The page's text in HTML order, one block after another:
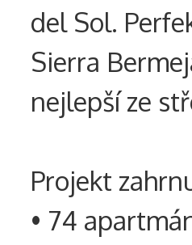
del Sol.
Sierra
nejlepší ze
Projekt
• 74